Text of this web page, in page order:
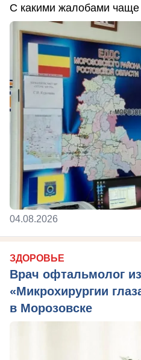
С какими жалобами
04.08.2026
ЗДОРОВЬЕ
Врач офтальмолог
«Микрохирургии
в Морозовске